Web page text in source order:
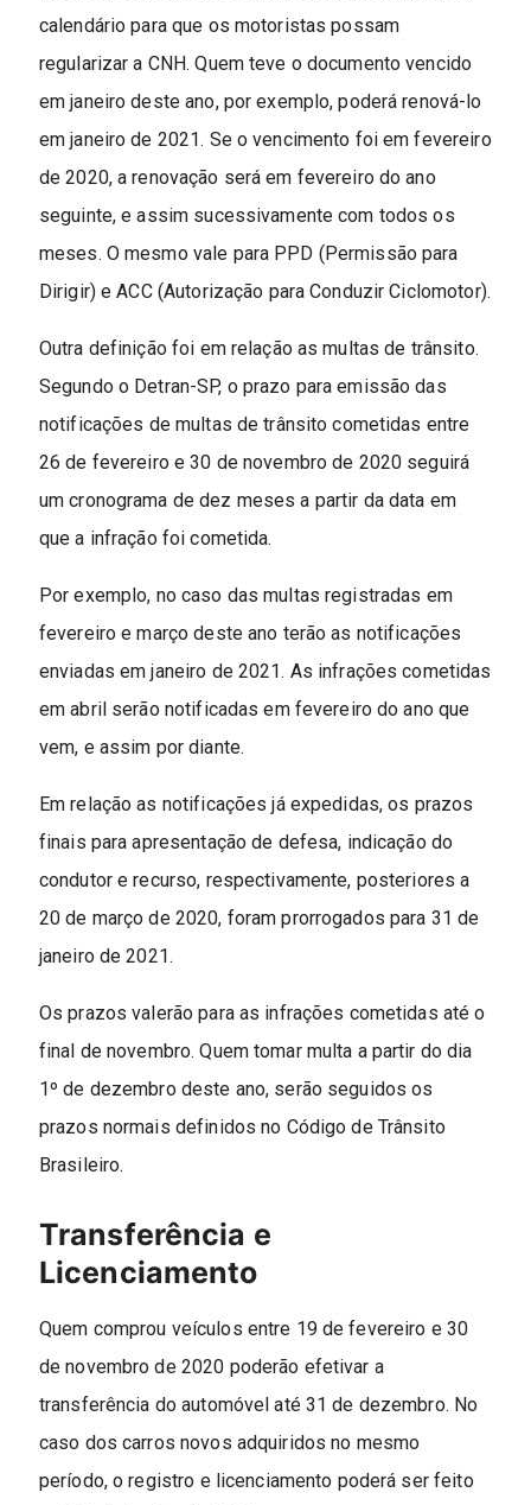
calendário para que os motoristas possam
regularizar a CNH. Quem teve o documento vencido
em janeiro deste ano, por exemplo, poderá renová-lo
em janeiro de 2021. Se o vencimento foi em fevereiro
de 2020, a renovação será em fevereiro do ano
seguinte, e assim sucessivamente com todos os
meses. O mesmo vale para PPD (Permissão para
Dirigir) e ACC (Autorização para Conduzir Ciclomotor).
Outra definição foi em relação as multas de trânsito.
Segundo o Detran-SP, o prazo para emissão das
notificações de multas de trânsito cometidas entre
26 de fevereiro e 30 de novembro de 2020 seguirá
um cronograma de dez meses a partir da data em
que a infração foi cometida.
Por exemplo, no caso das multas registradas em
fevereiro e março deste ano terão as notificações
enviadas em janeiro de 2021. As infrações cometidas
em abril serão notificadas em fevereiro do ano que
vem, e assim por diante.
Em relação as notificações já expedidas, os prazos
finais para apresentação de defesa, indicação do
condutor e recurso, respectivamente, posteriores a
20 de março de 2020, foram prorrogados para 31 de
janeiro de 2021.
Os prazos valerão para as infrações cometidas até o
final de novembro. Quem tomar multa a partir do dia
1º de dezembro deste ano, serão seguidos os
prazos normais definidos no Código de Trânsito
Brasileiro.
Transferência e
Licenciamento
Quem comprou veículos entre 19 de fevereiro e 30
de novembro de 2020 poderão efetivar a
transferência do automóvel até 31 de dezembro. No
caso dos carros novos adquiridos no mesmo
período, o registro e licenciamento poderá ser feito